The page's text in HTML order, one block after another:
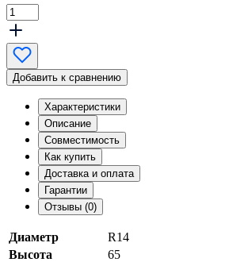
Добавить к сравнению
Характеристики
Описание
Совместимость
Как купить
Доставка и оплата
Гарантии
Отзывы (0)
Диаметр
R14
Высота
65